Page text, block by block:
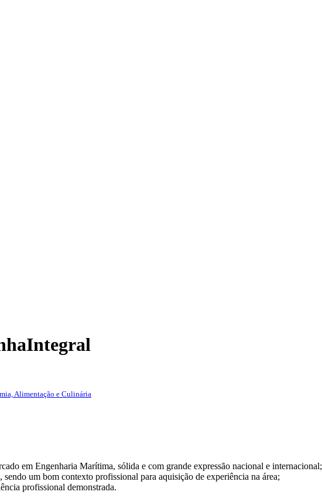
Integral
Alimentação e Culinária
em Engenharia Marítima, sólida e com grande expressão nacional e internacional;
um bom contexto profissional para aquisição de experiência na área;
profissional demonstrada.